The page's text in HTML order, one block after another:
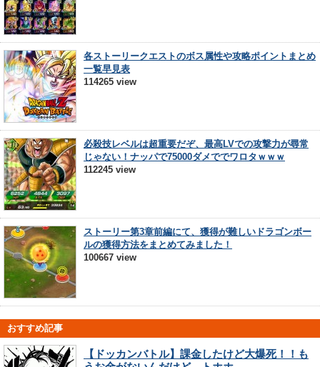
各ストーリークエストのボス属性や攻略ポイントまとめ
一覧早見表
114265 view
必殺技レベルは超重要だぞ、最高LVでの攻撃力が尋常
じゃない！ナッパで75000ダメででワロタｗｗｗ
112245 view
ストーリー第3章前編にて、獲得が難しいドラゴンボー
ルの獲得方法をまとめてみました！
100667 view
おすすめ記事
【ドッカンバトル】課金したけど大爆死！！も